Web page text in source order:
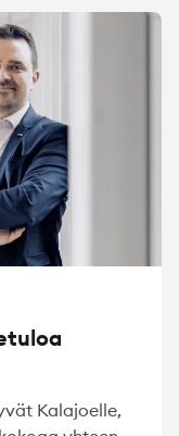
Kalajoelle,